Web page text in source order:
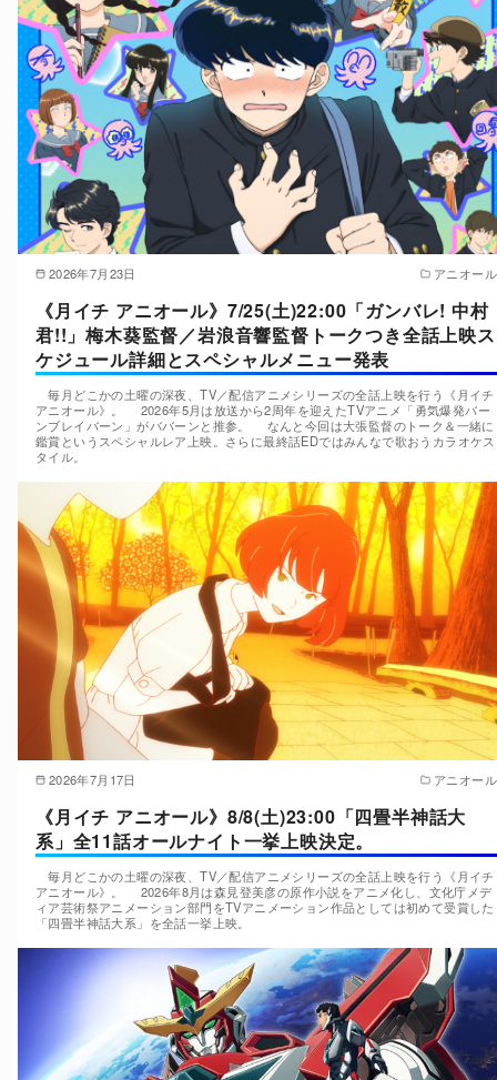
2026年7月23日 アニオール
《月イチ アニオール》7/25(土)22:00「ガンバレ! 中村
君!!」梅木葵監督／岩浪音響監督トークつき全話上映ス
ケジュール詳細とスペシャルメニュー発表
毎月どこかの土曜の深夜、TV／配信アニメシリーズの全話上映を行う《月イチ
アニオール》。 2026年5月は放送から2周年を迎えたTVアニメ「勇気爆発バー
ンブレイバーン」がババーンと推参。 なんと今回は大張監督のトーク＆一緒に
鑑賞というスペシャルレア上映。さらに最終話EDではみんなで歌おうカラオケス
タイル。
2026年7月17日 アニオール
《月イチ アニオール》8/8(土)23:00「四畳半神話大
系」全11話オールナイト一挙上映決定。
毎月どこかの土曜の深夜、TV／配信アニメシリーズの全話上映を行う《月イチ
アニオール》。 2026年8月は森見登美彦の原作小説をアニメ化し、文化庁メデ
ィア芸術祭アニメーション部門をTVアニメーション作品としては初めて受賞した
「四畳半神話大系」を全話一挙上映。